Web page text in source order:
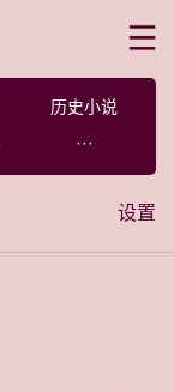
历史小说
···
设置